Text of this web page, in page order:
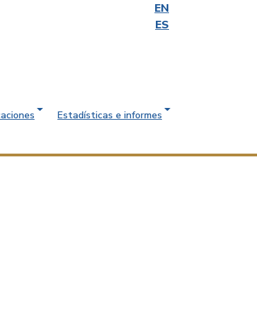
EN
ES
Estadísticas e informes